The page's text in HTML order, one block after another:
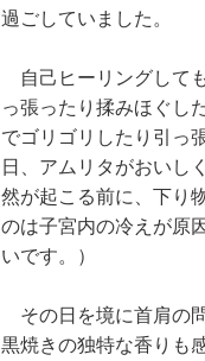
過ごしていました。
自己ヒーリングして
っ張ったり揉みほぐし
でゴリゴリしたり引っ
日、アムリタがおいし
然が起こる前に、下り
のは子宮内の冷えが原
いです。）
その日を境に首肩の
黒焼きの独特な香りも